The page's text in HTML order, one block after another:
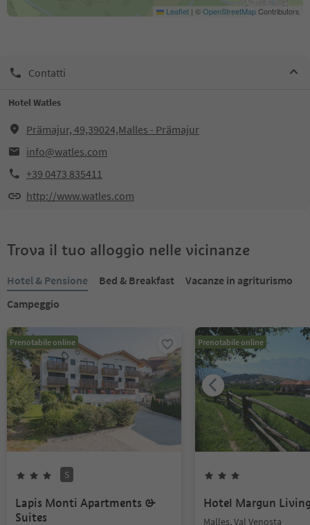
Leaflet | ©OpenStreetMapContributors
Contatti
Hotel Watles
Prämajur, 49,39024,Malles - Prämajur
info@watles.com
+39 0473 835411
http://www.watles.com
Trova il tuo alloggio nelle vicinanze
Hotel & Pensione Bed & Breakfast
Vacanze in agriturismo
Campeggio
Prenotabile online
S
Lapis Monti Apartments &
Suites
Prenotabile online
Hotel Margun
Malles, Val Venosta